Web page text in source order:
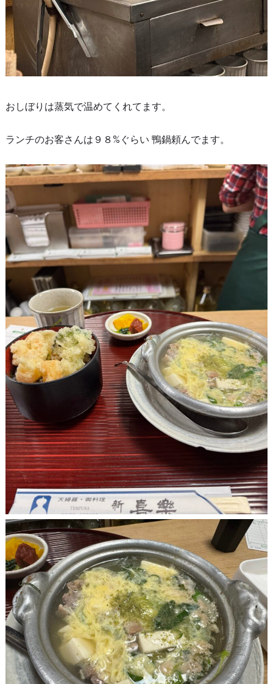
おしぼりは蒸気で温めてくれてます。
ランチのお客さんは９８%ぐらい 鴨鍋頼んでます。